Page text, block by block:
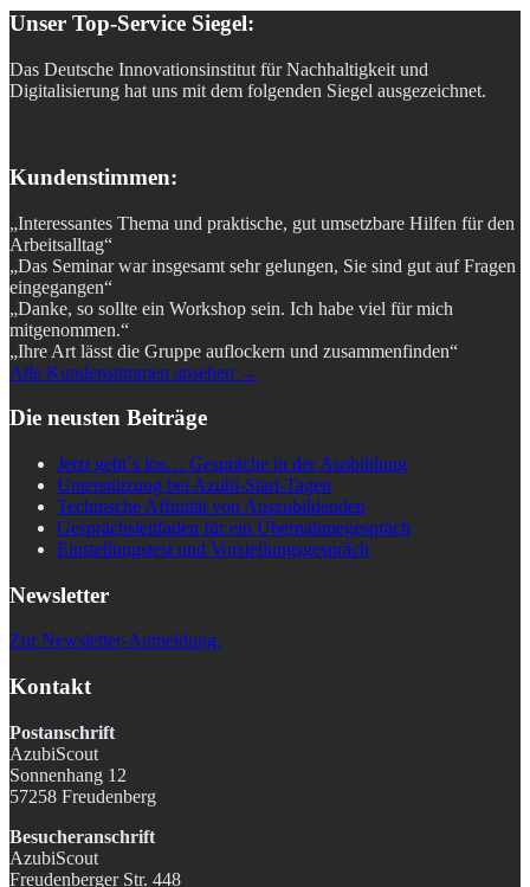
Unser Top-Service Siegel:
Das Deutsche Innovationsinstitut für Nachhaltigkeit und
Digitalisierung hat uns mit dem folgenden Siegel ausgezeichnet.
Kundenstimmen:
„Interessantes Thema und praktische, gut umsetzbare Hilfen für den
Arbeitsalltag“
„Das Seminar war insgesamt sehr gelungen, Sie sind gut auf Fragen
eingegangen“
„Danke, so sollte ein Workshop sein. Ich habe viel für mich
mitgenommen.“
„Ihre Art lässt die Gruppe auflockern und zusammenfinden“
Alle Kundenstimmen ansehen →
Die neusten Beiträge
Jetzt geht´s los… Gespräche in der Ausbildung
Unterstützung bei Azubi-Start-Tagen
Technische Affinität von Auszubildenden
Gesprächsleitfaden für ein Übernahmegespräch
Einstellungstest und Vorstellungsgespräch
Newsletter
Zur Newsletter-Anmeldung.
Kontakt
Postanschrift
AzubiScout
Sonnenhang 12
57258 Freudenberg
Besucheranschrift
AzubiScout
Freudenberger Str. 448